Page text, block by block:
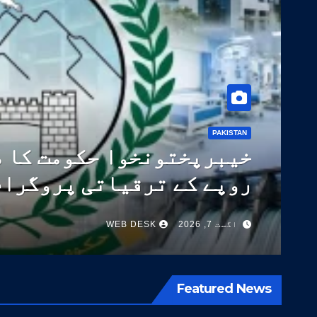
PAKISTAN
پاکستان نے ٹیکسٹائل صنعت
14 اعلیٰ معیار کی اقسام تیار کر لیں
اگست 5, 2026 WEB DESK
Featured News